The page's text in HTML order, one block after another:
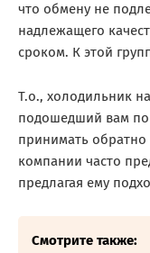
что обмену не
надлежащего
сроком. К этой
Т.о., холодильник
подошедший вам
принимать
компании часто
предлагая ему
Смотрите также: